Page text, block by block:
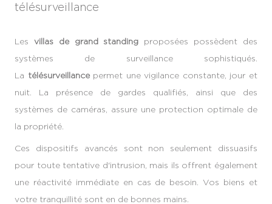
télésurveillance
Les villas de grand standing proposées possèdent des
systèmes de surveillance sophistiqués.
La télésurveillancepermet une vigilance constante, jour et
nuit. La présence de gardes qualifiés, ainsi que des
systèmes de caméras, assure une protection optimale de
la propriété.
Ces dispositifs avancés sont non seulement dissuasifs
pour toute tentative d'intrusion, mais ils offrent également
une réactivité immédiate en cas de besoin. Vos biens et
votre tranquillité sont en de bonnes mains.